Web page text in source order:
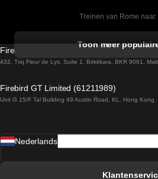
Treinen van Rome naar
Treinen van Sevilla naar
Treinen van Praag naar
Toon meer
Firebird GT Limited (OC 1451)
432, Triq Fleur de Lys, Suite 1, Birkirkara, BKR 9061,
Firebird GT Limited (61211989)
Unit G 15/F Tal Building 49 Austin Road, KL, Hong Kong
Nederlands